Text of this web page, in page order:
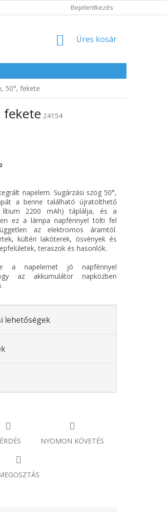
Bejelentkezés
KOSÁR
Üres kosár
50°, fekete
fekete 24154
napelem. Sugárzási szög 50°,
a benne található újratölthető
lítium 2200 mAh) táplálja, és a
ez a lámpa napfénnyel tölti fel
az elektromos áramtól.
kültéri lakóterek, ösvények és
teraszok és hasonlók.
a napelemet jó napfénnyel
az akkumulátor napközben
lehetőségek
NYOMON KÖVETÉS